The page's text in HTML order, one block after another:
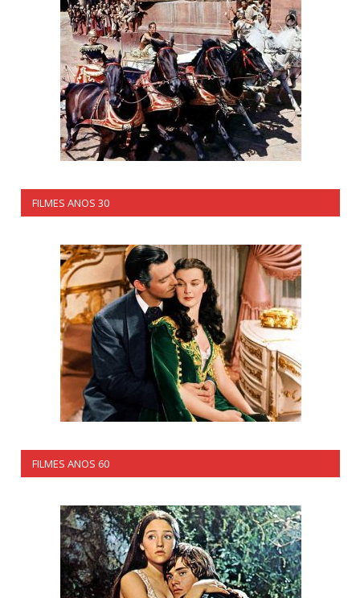
FILMES ANOS 30
FILMES ANOS 60